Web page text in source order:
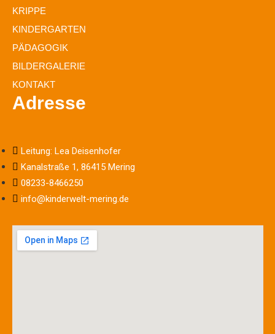
KRIPPE
KINDERGARTEN
PÄDAGOGIK
BILDERGALERIE
KONTAKT
Adresse
Leitung: Lea Deisenhofer
Kanalstraße 1, 86415 Mering
08233-8466250
info@kinderwelt-mering.de